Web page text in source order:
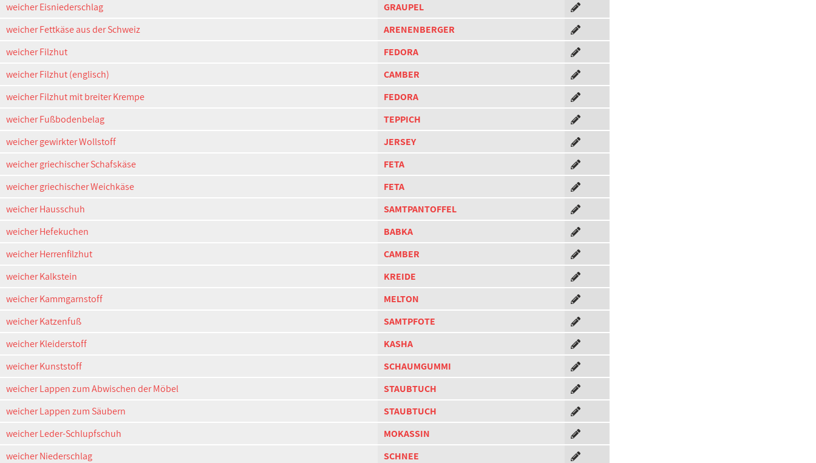
weicher Eisniederschlag
GRAUPEL
weicher Fettkäse aus der Schweiz
ARENENBERGER
weicher Filzhut
FEDORA
weicher Filzhut (englisch)
CAMBER
weicher Filzhut mit breiter Krempe
FEDORA
weicher Fußbodenbelag
TEPPICH
weicher gewirkter Wollstoff
JERSEY
weicher griechischer Schafskäse
FETA
weicher griechischer Weichkäse
FETA
weicher Hausschuh
SAMTPANTOFFEL
weicher Hefekuchen
BABKA
weicher Herrenfilzhut
CAMBER
weicher Kalkstein
KREIDE
weicher Kammgarnstoff
MELTON
weicher Katzenfuß
SAMTPFOTE
weicher Kleiderstoff
KASHA
weicher Kunststoff
SCHAUMGUMMI
weicher Lappen zum Abwischen der Möbel
STAUBTUCH
weicher Lappen zum Säubern
STAUBTUCH
weicher Leder-Schlupfschuh
MOKASSIN
weicher Niederschlag
SCHNEE